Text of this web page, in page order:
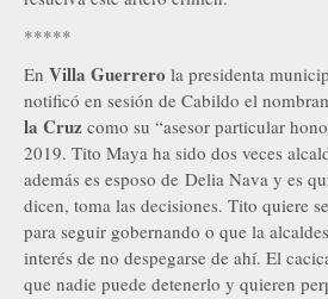
*****
En Villa Guerrero la presidenta
notificó en sesión de Cabildo el
la Cruz como su “asesor particular
2019. Tito Maya ha sido dos veces
además es esposo de Delia Nava y es
dicen, toma las decisiones. Tito quiere
para seguir gobernando o que la
interés de no despegarse de ahí. El
que nadie puede detenerlo y quieren